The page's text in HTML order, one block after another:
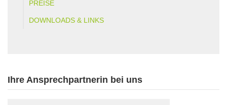
PREISE
DOWNLOADS & LINKS
Ihre Ansprechpartnerin bei uns